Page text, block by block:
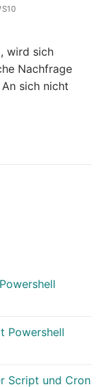
wird sich
Nachfrage
sich nicht
Powershell
Script und Cron